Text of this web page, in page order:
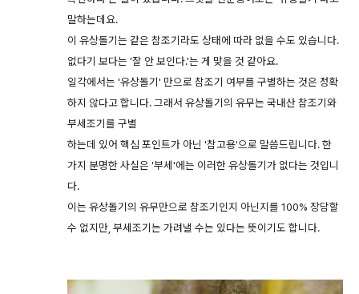
말하는데요.
이 유상돌기는 같은 참조기라도 상태에 따라 없을 수도 있습니다.
없다기 보다는 '잘 안 보인다.'는 게 맞을 것 같아요.
일각에서는 '유상돌기' 만으로 참조기 여부를 구별하는 것은 정확
하지 않다고 합니다. 그래서 유상돌기의 유무는 국내산 참조기와
부세조기를 구별
하는데 있어 핵심 포인트가 아닌 '참고용'으로 말씀드립니다. 한
가지 분명한 사실은 '부세'에는 이러한 유상돌기가 없다는 것입니
다.
이는 유상돌기의 유무만으로 참조기인지 아닌지를 100% 장담할
수 없지만, 부세조기는 가려낼 수는 있다는 뜻이기도 합니다.